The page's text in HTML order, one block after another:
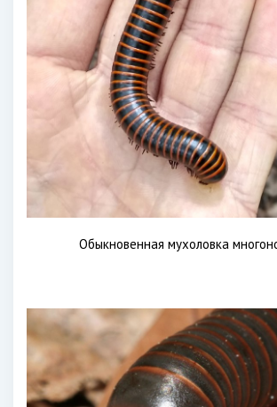
Обыкновенная мухоловка